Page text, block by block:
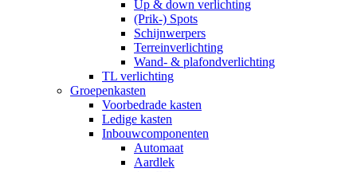
Up & down verlichting
(Prik-) Spots
Schijnwerpers
Terreinverlichting
Wand- & plafondverlichting
TL verlichting
Groepenkasten
Voorbedrade kasten
Ledige kasten
Inbouwcomponenten
Automaat
Aardlek